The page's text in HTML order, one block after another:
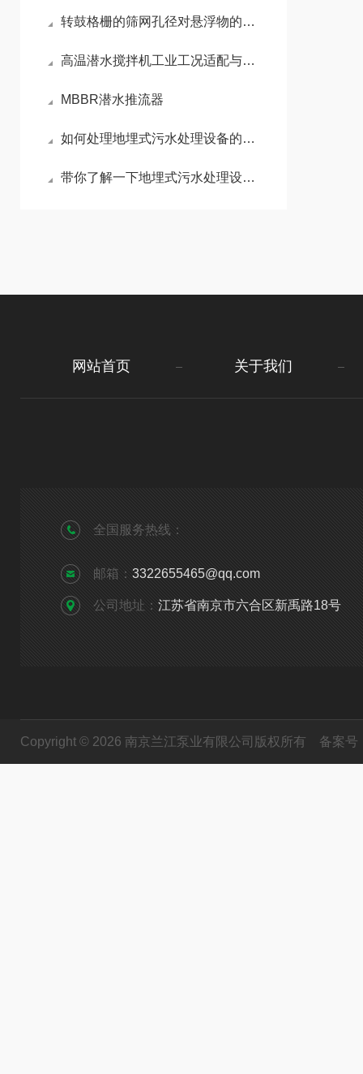
转鼓格栅的筛网孔径对悬浮物的影响
高温潜水搅拌机工业工况适配与实际应用探析
MBBR潜水推流器
如何处理地埋式污水处理设备的故障
带你了解一下地埋式污水处理设备有哪些优势
网站首页 关于我们
全国服务热线：
邮箱： 3322655465@qq.com
公司地址： 江苏省南京市六合区新禹路18号
Copyright © 2026 南京兰江泵业有限公司版权所有 备案号